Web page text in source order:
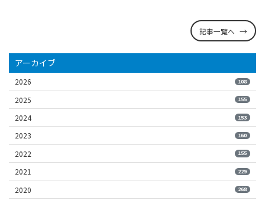
記事一覧へ
アーカイブ
2026 108
2025 155
2024 153
2023 160
2022 155
2021 229
2020 268